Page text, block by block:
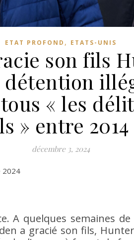
ETAT PROFOND , ETATS-UNIS
son fils
« les
» entre 2014
décembre 3, 2024
2024
A quelques semaines
a gracié son fils,